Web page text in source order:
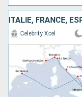
ITALIE, FRANCE,
Celebrity Xcel